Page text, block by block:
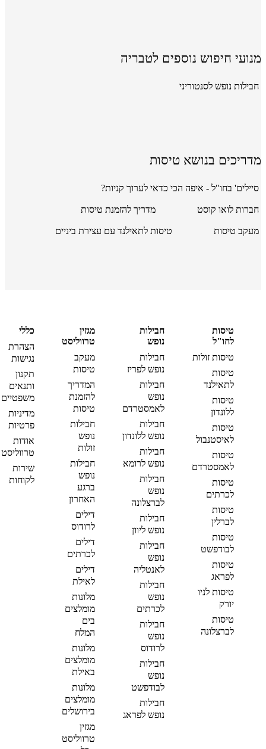
מנועי חיפוש נוספים לטבריה
חבילות נופש לסנטוריני
מדריכים בנושא טיסות
סיילים' בחו"ל - איפה הכי כדאי לערוך קניות?
חברות לואו קוסט מדריך להזמנת טיסות
מעקב טיסות טיסות לתאילנד עם עצירת ביניים
טיסות
לחו"ל
טיסות זולות
טיסות
לתאילנד
טיסות
ללונדון
טיסות
לאיסטנבול
טיסות
לאמסטרדם
טיסות
לכרתים
טיסות
לברלין
טיסות
לבודפשט
טיסות
לפראג
טיסות לניו
יורק
טיסות
לברצלונה
חבילות
נופש
חבילות
נופש לפריז
חבילות
נופש
לאמסטרדם
חבילות
נופש ללונדון
חבילות
נופש לרומא
חבילות
נופש
לברצלונה
חבילות
נופש ליוון
חבילות
נופש
לאנטליה
חבילות
נופש
לכרתים
חבילות
נופש
לרודוס
חבילות
נופש
לבודפשט
חבילות
נופש לפראג
מגזין
טרווליסט
מעקב
טיסות
המדריך
להזמנת
טיסות
חבילות
נופש
זולות
חבילות
נופש
ברגע
האחרון
דילים
לרודוס
דילים
לכרתים
דילים
לאילת
מלונות
מומלצים
בים
המלח
מלונות
מומלצים
באילת
מלונות
מומלצים
בירושלים
מגזין
טרווליסט
כללי
הצהרת
נגישות
תקנון
ותנאים
משפטיים
מדיניות
פרטיות
אודות
טרווליסט
שירות
לקוחות